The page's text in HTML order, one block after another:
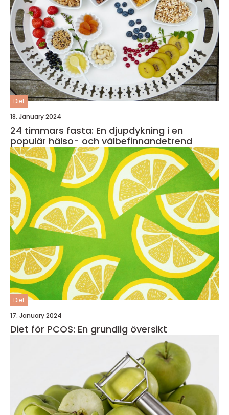
Diet
18. January 2024
24 timmars fasta: En djupdykning i en
populär hälso- och välbefinnandetrend
Diet
17. January 2024
Diet för PCOS: En grundlig översikt